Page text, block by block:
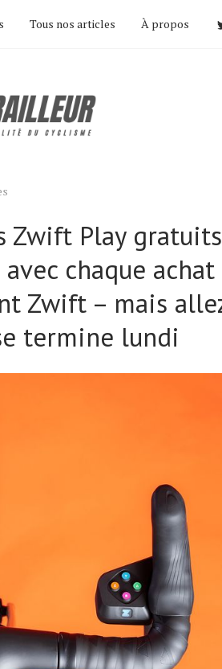
Tous nos articles À propos
Zwift Play gratuits
chaque achat
Zwift – mais
termine lundi